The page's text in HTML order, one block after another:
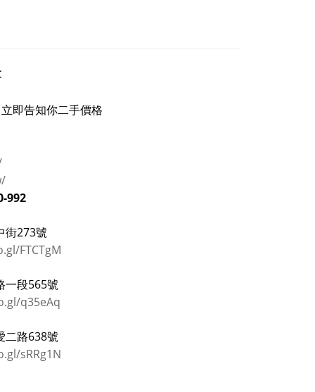
立即告知你二手價格
992
街273號
FTCTgM
一段565號
q35eAq
二路638號
sRRg1N